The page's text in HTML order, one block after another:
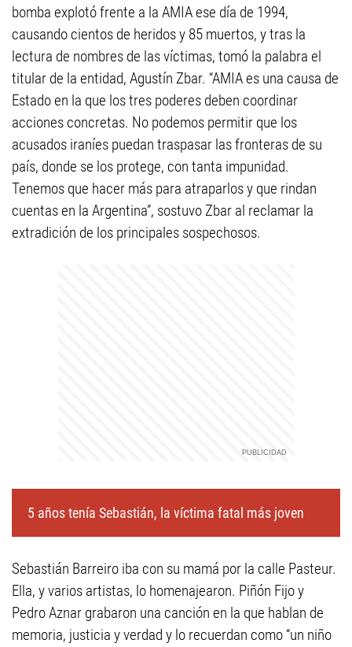
bomba explotó frente a la AMIA ese día de 1994,
causando cientos de heridos y 85 muertos, y tras la
lectura de nombres de las víctimas, tomó la palabra el
titular de la entidad, Agustín Zbar. “AMIA es una causa de
Estado en la que los tres poderes deben coordinar
acciones concretas. No podemos permitir que los
acusados iraníes puedan traspasar las fronteras de su
país, donde se los protege, con tanta impunidad.
Tenemos que hacer más para atraparlos y que rindan
cuentas en la Argentina”, sostuvo Zbar al reclamar la
extradición de los principales sospechosos.
5 años tenía Sebastián, la víctima fatal más joven
Sebastián Barreiro iba con su mamá por la calle Pasteur.
Ella, y varios artistas, lo homenajearon. Piñón Fijo y
Pedro Aznar grabaron una canción en la que hablan de
memoria, justicia y verdad y lo recuerdan como “un niño